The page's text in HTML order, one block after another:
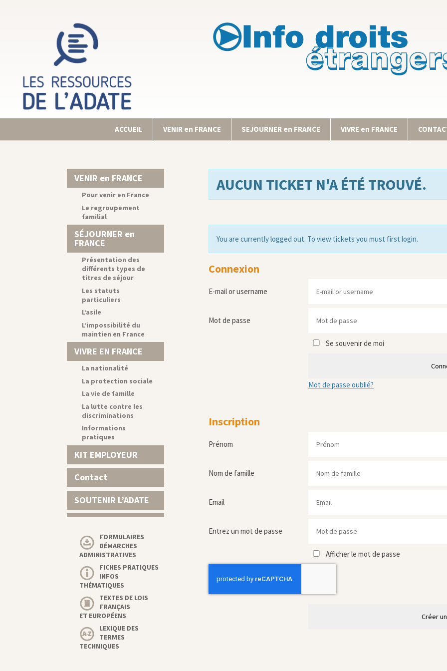
ACCUEIL VENIR en FRANCE SEJOURNER en FRANCE VIVRE en FRANCE
AUCUN TICKET N'A ÉTÉ TROUVÉ.
You are currently logged out. To view tickets you must first login.
Connexion
E-mail or username
Mot de passe
Se souvenir de moi
Mot de passe oublié?
Inscription
Prénom
Nom de famille
Email
Entrez un mot de passe
Afficher le mot de passe
Créer
VENIR en FRANCE
Pour venir en France
Le regroupement
familial
SÉJOURNER en
FRANCE
Présentation des
différents types de
titres de séjour
Les statuts
particuliers
L’asile
L’impossibilité du
maintien en France
VIVRE EN FRANCE
La nationalité
La protection sociale
La vie de famille
La lutte contre les
discriminations
Informations
pratiques
KIT EMPLOYEUR
Contact
SOUTENIR L’ADATE
FORMULAIRES
DÉMARCHES
ADMINISTRATIVES
FICHES PRATIQUES
INFOS
THÉMATIQUES
TEXTES DE LOIS
FRANÇAIS
ET EUROPÉENS
LEXIQUE DES
TERMES
TECHNIQUES